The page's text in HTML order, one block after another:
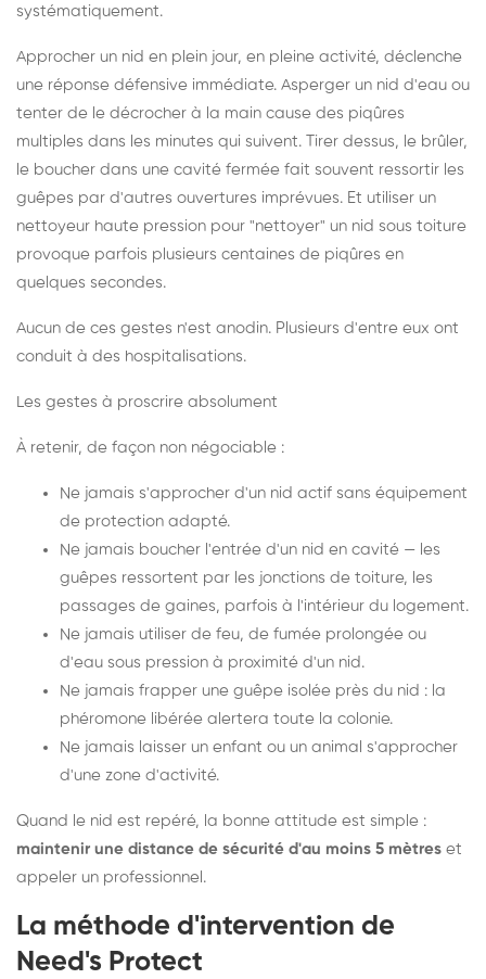
systématiquement.
Approcher un nid en plein jour, en pleine activité, déclenche
une réponse défensive immédiate. Asperger un nid d'eau ou
tenter de le décrocher à la main cause des piqûres
multiples dans les minutes qui suivent. Tirer dessus, le brûler,
le boucher dans une cavité fermée fait souvent ressortir les
guêpes par d'autres ouvertures imprévues. Et utiliser un
nettoyeur haute pression pour "nettoyer" un nid sous toiture
provoque parfois plusieurs centaines de piqûres en
quelques secondes.
Aucun de ces gestes n'est anodin. Plusieurs d'entre eux ont
conduit à des hospitalisations.
Les gestes à proscrire absolument
À retenir, de façon non négociable :
Ne jamais s'approcher d'un nid actif sans équipement
de protection adapté.
Ne jamais boucher l'entrée d'un nid en cavité — les
guêpes ressortent par les jonctions de toiture, les
passages de gaines, parfois à l'intérieur du logement.
Ne jamais utiliser de feu, de fumée prolongée ou
d'eau sous pression à proximité d'un nid.
Ne jamais frapper une guêpe isolée près du nid : la
phéromone libérée alertera toute la colonie.
Ne jamais laisser un enfant ou un animal s'approcher
d'une zone d'activité.
Quand le nid est repéré, la bonne attitude est simple :
maintenir une distance de sécurité d'au moins 5 mètres et
appeler un professionnel.
La méthode d'intervention de
Need's Protect